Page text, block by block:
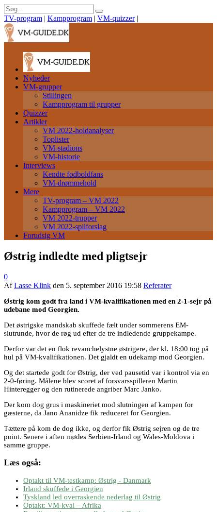
TV-program | Kampprogram | VM-quizzer |
Nyheder
VM-grupper
Stillingen
Kampprogram til grupper
Quizzer
Artikler
VM 2022-holdanalyser
Toplister
VM-stadions
VM-historie
Interviews
Kendte fodboldfans
VM-drømmehold
Mere
TV-program – VM 2022
Kampprogram – VM 2022
VM 2022-trupper
VM 2022-spilforslag
Forudsig VM
Østrig indledte med pligtsejr
0
AfLasse Klink den 5. september 2016 19:58 Referater
Østrig kom godt fra land i VM-kvalifikationen med en 2-1-sejr på
udebane mod Georgien.
Det østrigske mandskab skuffede fælt under sommerens EM-
slutrunde, hvor de røg ud efter de tre indledende gruppekampe.
Derfor var det en flok revanchelystne østrigere, der kl. 18:00 tog på
hul på VM-kvalifikationen. Det gjaldt en udekamp mod Georgien.
Og det startede godt for Østrig, der ved pausetid var i kontrol via en
2-0-føring. Målene blev scoret af forsvarsspilleren Martin
Hinteregger og den rutinerede angriber Marc Janko.
Der kom dog grus i maskineriet mod slutningen af kampen for
gæsterne, da Jano Ananidze fik reduceret for Georgien.
Tættere på kom de dog ikke, og derfor fik Østrig sejren og de tre
point. Senere i aften mødes Serbien-Irland og Wales-Moldova i
samme gruppe.
Læs også:
Optakt til VM-testkamp: Østrig - Danmark
Irland skuffede i Georgien
Tyskland led overraskende nederlag til Østrig
Optakt: VM-kval – Afrika